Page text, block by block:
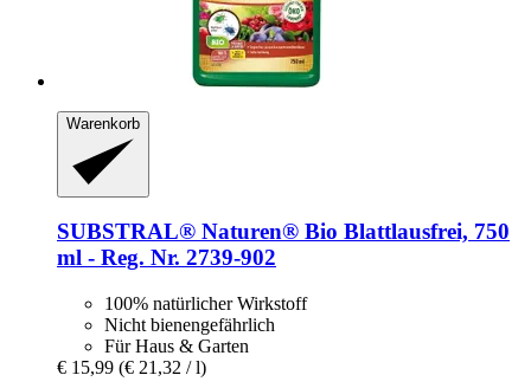
Warenkorb
SUBSTRAL® Naturen® Bio Blattlausfrei, 750
ml -​ Reg. Nr. 2739-​902
100% natürlicher Wirkstoff
Nicht bienengefährlich
Für Haus & Garten
€ 15,99 (€ 21,32 / l)